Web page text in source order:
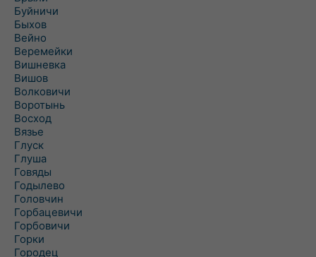
Буйничи
Быхов
Вейно
Веремейки
Вишневка
Вишов
Волковичи
Воротынь
Восход
Вязье
Глуск
Глуша
Говяды
Годылево
Головчин
Горбацевичи
Горбовичи
Горки
Городец